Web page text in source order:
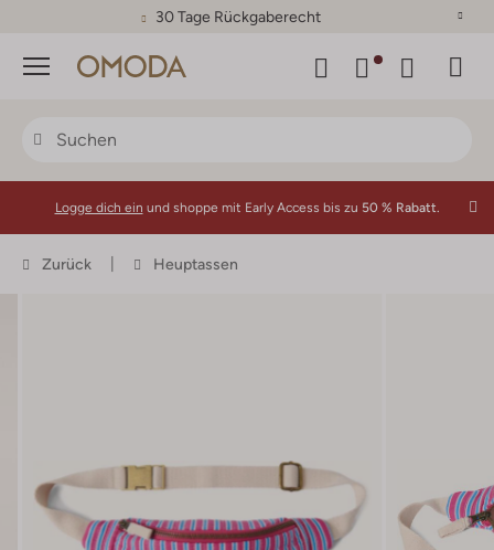
30 Tage Rückgaberecht
Menü
Logge dich ein und shoppe mit Early Access bis zu 50 % Rabatt.
Zurück Heuptassen